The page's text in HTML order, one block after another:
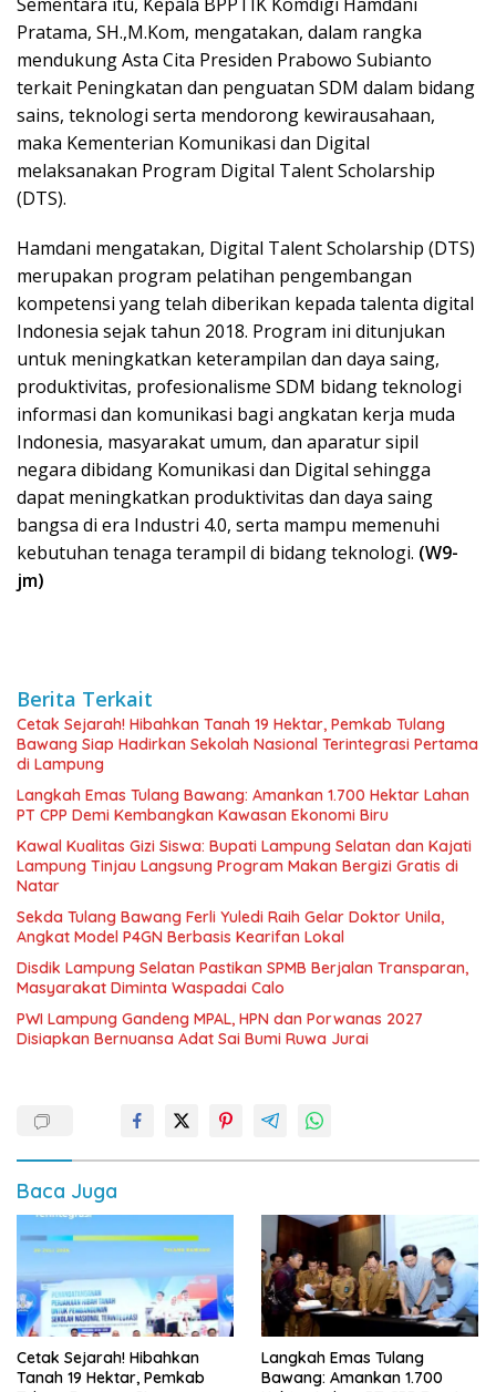
Pratama, SH.,M.Kom, mengatakan, dalam rangka
mendukung Asta Cita Presiden Prabowo Subianto
terkait Peningkatan dan penguatan SDM dalam bidang
sains, teknologi serta mendorong kewirausahaan,
maka Kementerian Komunikasi dan Digital
melaksanakan Program Digital Talent Scholarship
(DTS).
Hamdani mengatakan, Digital Talent Scholarship (DTS)
merupakan program pelatihan pengembangan
kompetensi yang telah diberikan kepada talenta digital
Indonesia sejak tahun 2018. Program ini ditunjukan
untuk meningkatkan keterampilan dan daya saing,
produktivitas, profesionalisme SDM bidang teknologi
informasi dan komunikasi bagi angkatan kerja muda
Indonesia, masyarakat umum, dan aparatur sipil
negara dibidang Komunikasi dan Digital sehingga
dapat meningkatkan produktivitas dan daya saing
bangsa di era Industri 4.0, serta mampu memenuhi
kebutuhan tenaga terampil di bidang teknologi. (W9-
jm)
Berita Terkait
Cetak Sejarah! Hibahkan Tanah 19 Hektar, Pemkab Tulang
Bawang Siap Hadirkan Sekolah Nasional Terintegrasi Pertama
di Lampung
Langkah Emas Tulang Bawang: Amankan 1.700 Hektar Lahan
PT CPP Demi Kembangkan Kawasan Ekonomi Biru
Kawal Kualitas Gizi Siswa: Bupati Lampung Selatan dan Kajati
Lampung Tinjau Langsung Program Makan Bergizi Gratis di
Natar
Sekda Tulang Bawang Ferli Yuledi Raih Gelar Doktor Unila,
Angkat Model P4GN Berbasis Kearifan Lokal
Disdik Lampung Selatan Pastikan SPMB Berjalan Transparan,
Masyarakat Diminta Waspadai Calo
PWI Lampung Gandeng MPAL, HPN dan Porwanas 2027
Disiapkan Bernuansa Adat Sai Bumi Ruwa Jurai
Baca Juga
Cetak Sejarah! Hibahkan
Tanah 19 Hektar, Pemkab
Langkah Emas Tulang
Bawang: Amankan 1.700